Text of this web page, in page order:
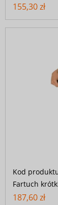
155,30 zł
Kod
Fartuch
187,60 zł